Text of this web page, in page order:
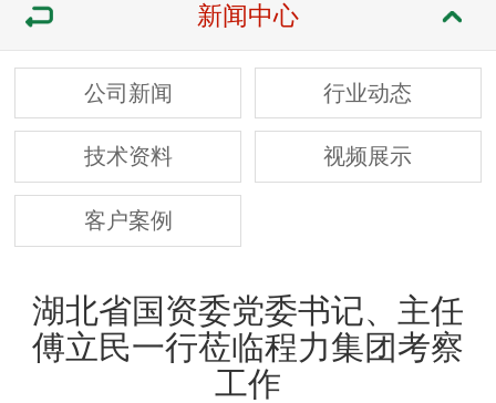
新闻中心
公司新闻 行业动态
技术资料 视频展示
客户案例
湖北省国资委党委书记、主任
傅立民一行莅临程力集团考察
工作